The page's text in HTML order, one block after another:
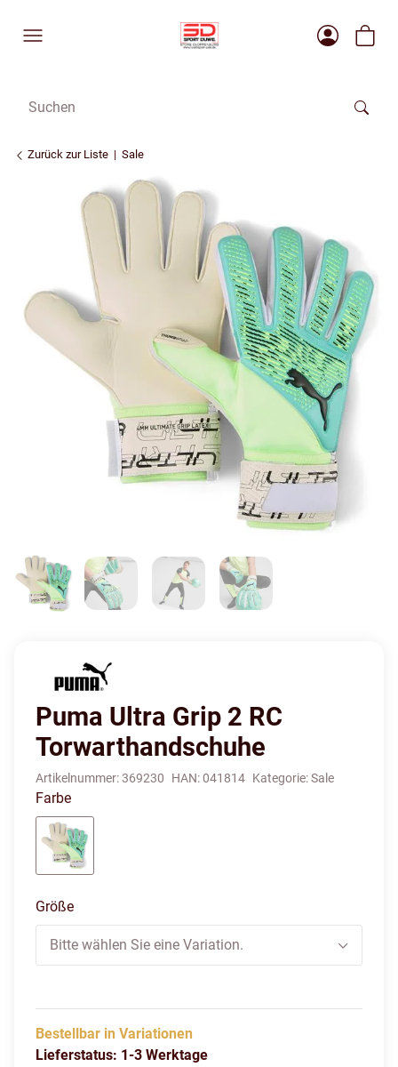
Zurück zur Liste Sale
Puma Ultra Grip 2 RC
Torwarthandschuhe
Artikelnummer:369230 HAN:041814 Kategorie:Sale
Farbe
Größe
Bitte wählen Sie eine Variation.
Bestellbar in Variationen
Lieferstatus: 1-3 Werktage